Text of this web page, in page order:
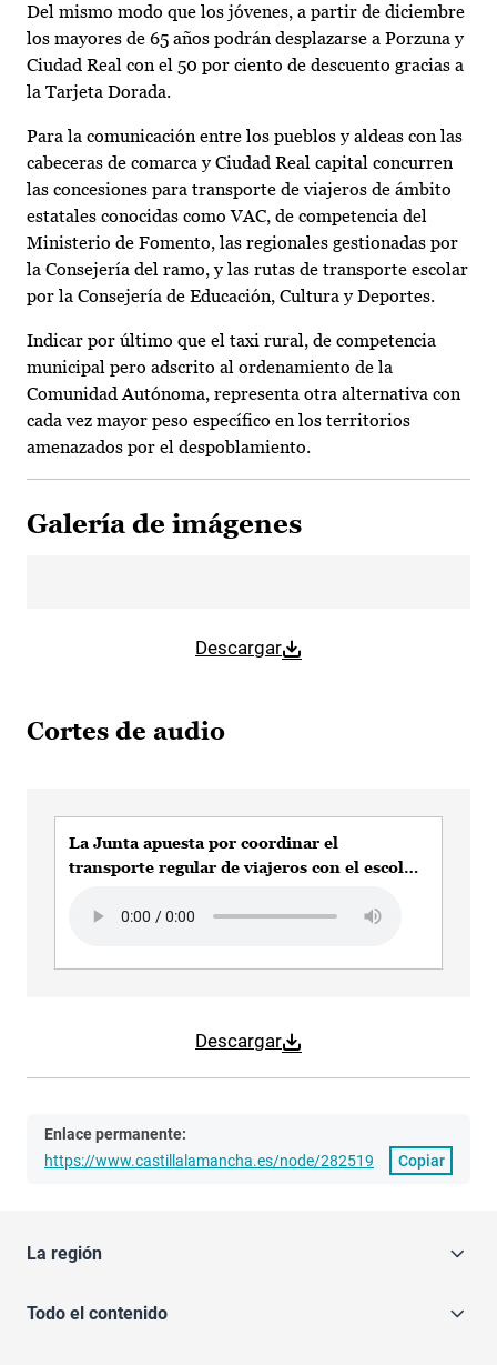
Del mismo modo que los jóvenes, a partir de diciembre
los mayores de 65 años podrán desplazarse a Porzuna y
Ciudad Real con el 50 por ciento de descuento gracias a
la Tarjeta Dorada.
Para la comunicación entre los pueblos y aldeas con las
cabeceras de comarca y Ciudad Real capital concurren
las concesiones para transporte de viajeros de ámbito
estatales conocidas como VAC, de competencia del
Ministerio de Fomento, las regionales gestionadas por
la Consejería del ramo, y las rutas de transporte escolar
por la Consejería de Educación, Cultura y Deportes.
Indicar por último que el taxi rural, de competencia
municipal pero adscrito al ordenamiento de la
Comunidad Autónoma, representa otra alternativa con
cada vez mayor peso específico en los territorios
amenazados por el despoblamiento.
Galería de imágenes
Descargar
Cortes de audio
Descargar
La Junta apuesta por coordinar el
transporte regular de viajeros con el escolar
rural
Enlace permanente:
https://www.castillalamancha.es/node/282519
Copiar
La región
Todo el contenido